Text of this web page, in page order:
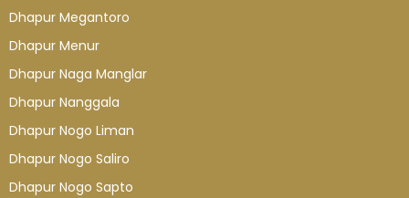
Dhapur Megantoro
Dhapur Menur
Dhapur Naga Manglar
Dhapur Nanggala
Dhapur Nogo Liman
Dhapur Nogo Saliro
Dhapur Nogo Sapto